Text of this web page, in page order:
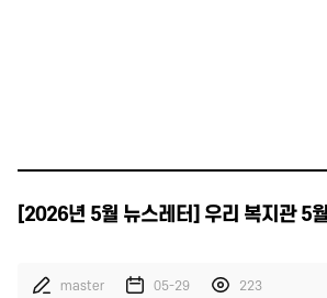
[2026년 5월 뉴스레터] 우리 복지관 5
master 05-29 223